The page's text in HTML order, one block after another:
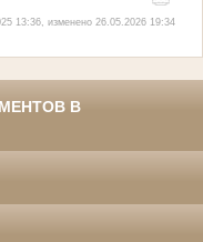
13:36, изменено 26.05.2026 19:34
В